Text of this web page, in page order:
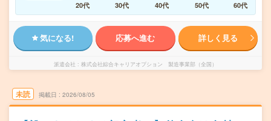
20代
30代 40代 50代 60代
気になる! 応募へ進む 詳しく見る
派遣会社 株式会社綜合キャリアオプション 製造事業部（全国）
未読 掲載日 2026/08/05